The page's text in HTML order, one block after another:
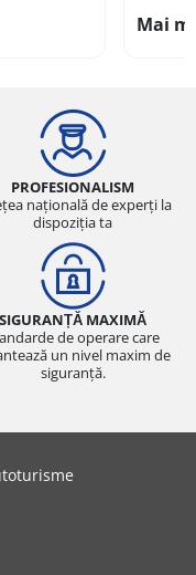
Mai
PROFESIONALISM
națională de experți la
dispoziția ta
SIGURANȚĂ MAXIMĂ
de operare care
un nivel maxim de
siguranță.